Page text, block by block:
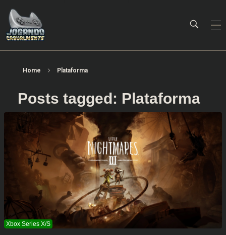
Home Plataforma
Posts tagged: Plataforma